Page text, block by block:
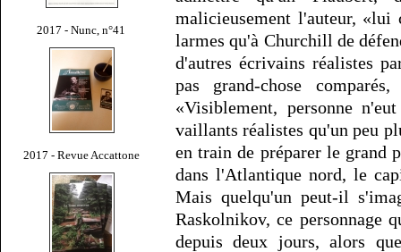
2017 - Nunc, n°41
2017 - Revue Accattone
malicieusement l'auteur, «lui
larmes qu'à Churchill de
d'autres écrivains réalistes
pas grand-chose
«Visiblement, personne
vaillants réalistes qu'un peu
en train de préparer le grand
dans l'Atlantique nord, le
Mais quelqu'un peut-il
Raskolnikov, ce personnage
depuis deux jours, alors